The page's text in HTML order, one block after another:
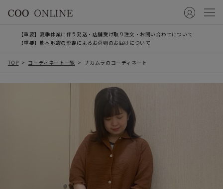
【重要】夏季休業に伴う発送・店舗受け取り注文・お問い合わせについて
【重要】熊本地震の影響によるお荷物のお届けについて
TOP コーディネート一覧 ナカムラのコーディネート